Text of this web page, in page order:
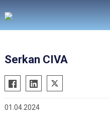
Serkan CIVA
01.04.2024